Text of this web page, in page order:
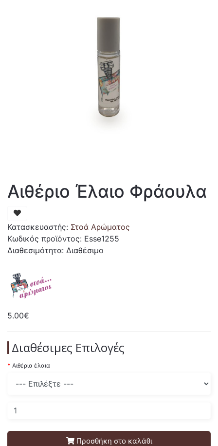
Αιθέριο Έλαιο Φράουλα
Κατασκευαστής: Στοά Αρώματος
Κωδικός προϊόντος: Esse1255
Διαθεσιμότητα: Διαθέσιμο
5.00€
Διαθέσιμες Επιλογές
Αιθέρια έλαια
Προσθήκη στο καλάθι